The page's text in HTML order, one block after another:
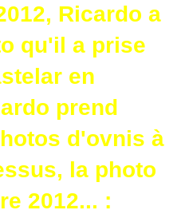
Ricardo a
qu'il a prise
en
prend
d'ovnis à
la photo
2012... :